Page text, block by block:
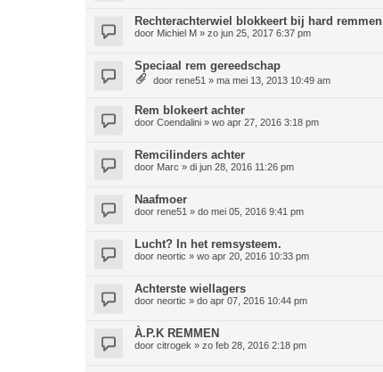
Rechterachterwiel blokkeert bij hard remmen
door Michiel M » zo jun 25, 2017 6:37 pm
Speciaal rem gereedschap
door rene51 » ma mei 13, 2013 10:49 am
Rem blokeert achter
door Coendalini » wo apr 27, 2016 3:18 pm
Remcilinders achter
door Marc » di jun 28, 2016 11:26 pm
Naafmoer
door rene51 » do mei 05, 2016 9:41 pm
Lucht? In het remsysteem.
door neortic » wo apr 20, 2016 10:33 pm
Achterste wiellagers
door neortic » do apr 07, 2016 10:44 pm
À.P.K REMMEN
door citrogek » zo feb 28, 2016 2:18 pm